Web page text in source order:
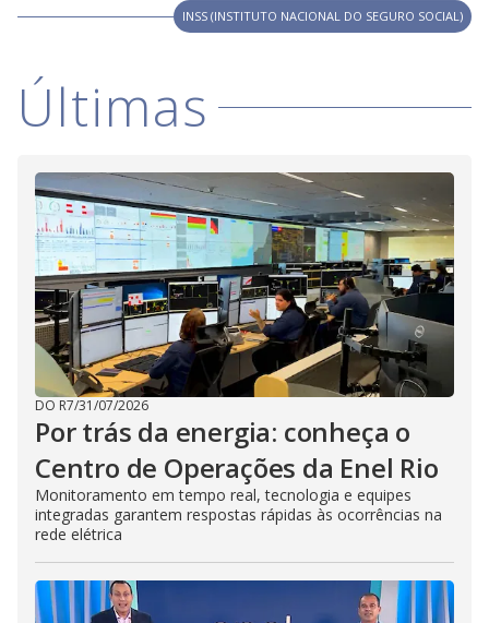
i
d
e
o
INSS (INSTITUTO NACIONAL DO SEGURO SOCIAL)
Últimas
DO R7/31/07/2026
Por trás da energia: conheça o
Centro de Operações da Enel Rio
Monitoramento em tempo real, tecnologia e equipes
integradas garantem respostas rápidas às ocorrências na
rede elétrica